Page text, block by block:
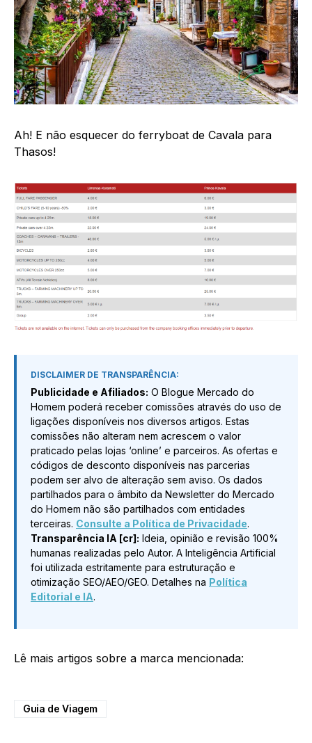
Ah! E não esquecer do ferryboat de Cavala para
Thasos!
DISCLAIMER DE TRANSPARÊNCIA:
Publicidade e Afiliados: O Blogue Mercado do
Homem poderá receber comissões através do uso de
ligações disponíveis nos diversos artigos. Estas
comissões não alteram nem acrescem o valor
praticado pelas lojas ‘online’ e parceiros. As ofertas e
códigos de desconto disponíveis nas parcerias
podem ser alvo de alteração sem aviso. Os dados
partilhados para o âmbito da Newsletter do Mercado
do Homem não são partilhados com entidades
terceiras. Consulte a Política de Privacidade.
Transparência IA [cr]: Ideia, opinião e revisão 100%
humanas realizadas pelo Autor. A Inteligência Artificial
foi utilizada estritamente para estruturação e
otimização SEO/AEO/GEO. Detalhes na Política
Editorial e IA.
Lê mais artigos sobre a marca mencionada:
Guia de Viagem